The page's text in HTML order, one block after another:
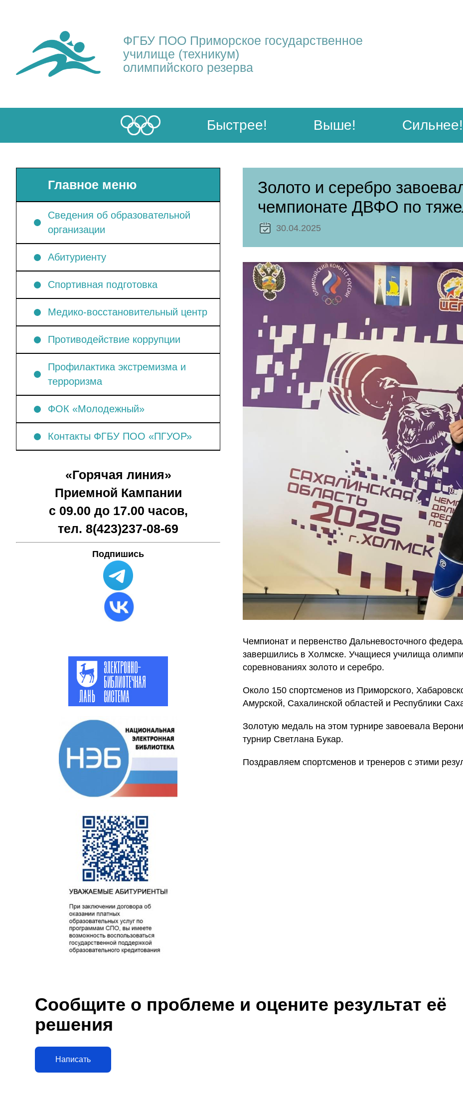
ФГБУ ПОО Приморское государственное
училище (техникум)
олимпийского резерва
Быстрее! Выше! Сильнее!
Главное меню
Сведения об образовательной
организации
Абитуриенту
Спортивная подготовка
Медико-восстановительный центр
Противодействие коррупции
Профилактика экстремизма и
терроризма
ФОК «Молодежный»
Контакты ФГБУ ПОО «ПГУОР»
«Горячая линия»
Приемной Кампании
с 09.00 до 17.00 часов,
тел. 8(423)237-08-69
Подпишись
Золото и серебро
чемпионате ДВФО по
30.04.2025
Чемпионат и первенство Дальневосточного
завершились в Холмске. Учащиеся училища
соревнованиях золото и серебро.
Около 150 спортсменов из Приморского,
Амурской, Сахалинской областей и Республики
Золотую медаль на этом турнире завоевала
турнир Светлана Букар.
Поздравляем спортсменов и тренеров с этими
Сообщите о проблеме и оцените результат её
решения
Написать